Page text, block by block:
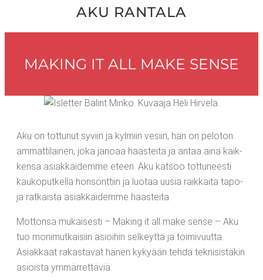
AKU RAN­TA­LA
MAKING IT ALL MAKE SENSE
Aku on tot­tu­nut syviin ja kyl­miin vesiin, hän on pelo­ton
ammat­ti­lai­nen, joka jano­aa haas­tei­ta ja antaa aina kaik­
ken­sa asiak­kai­dem­me eteen. Aku kat­soo tot­tu­nees­ti
kau­ko­put­kel­la hori­sont­tiin ja luo­taa uusia raik­kai­ta tapo­
ja rat­kais­ta asiak­kai­dem­me haasteita.
Mot­ton­sa mukai­ses­ti – Making it all make sen­se – Aku
tuo moni­mut­kai­siin asioi­hin sel­keyt­tä ja toi­mi­vuut­ta.
Asiak­kaat rakas­ta­vat hänen kyky­ään teh­dä tek­ni­sis­tä­kin
asiois­ta ymmärrettäviä.